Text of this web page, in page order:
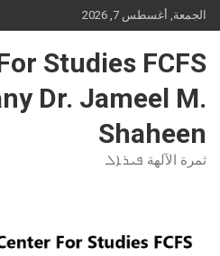
Skip
to
الجمعة, أغسطس 7, 2026
Studies FCFS
Dr. Jameel M.
Shaheen
ثمرة الآلهة ܦܝܪܐܠ